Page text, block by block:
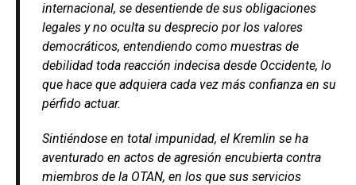
internacional, se desentiende de sus obligaciones
legales y no oculta su desprecio por los valores
democráticos, entendiendo como muestras de
debilidad toda reacción indecisa desde Occidente, lo
que hace que adquiera cada vez más confianza en su
pérfido actuar.
Sintiéndose en total impunidad, el Kremlin se ha
aventurado en actos de agresión encubierta contra
miembros de la OTAN, en los que sus servicios